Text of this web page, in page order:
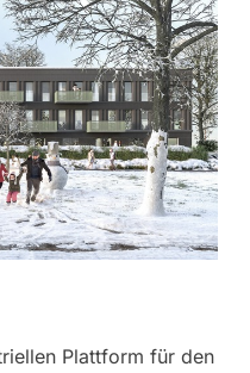
Plattform für den